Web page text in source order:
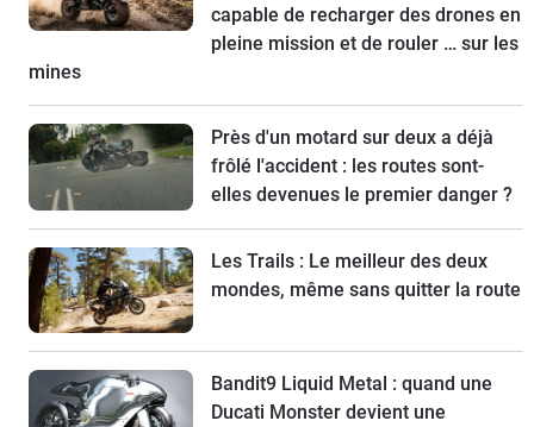
capable de recharger des drones en
pleine mission et de rouler … sur les
mines
Près d'un motard sur deux a déjà
frôlé l'accident : les routes sont-
elles devenues le premier danger ?
Les Trails : Le meilleur des deux
mondes, même sans quitter la route
Bandit9 Liquid Metal : quand une
Ducati Monster devient une